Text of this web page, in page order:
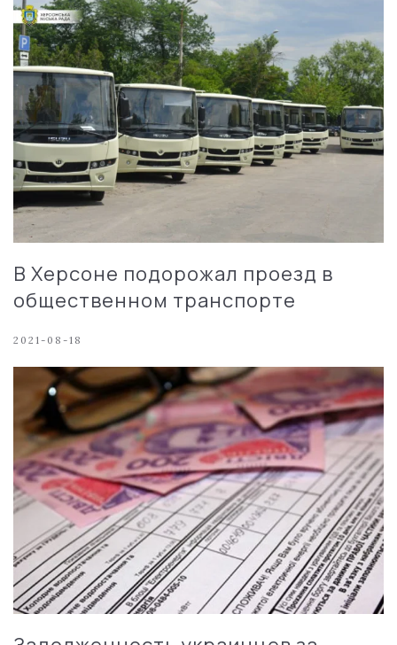
В Херсоне подорожал проезд в
общественном транспорте
2021-08-18